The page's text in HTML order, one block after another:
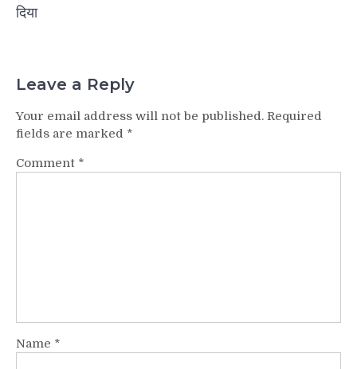
दिया
Leave a Reply
Your email address will not be published. Required
fields are marked *
Comment *
Name *